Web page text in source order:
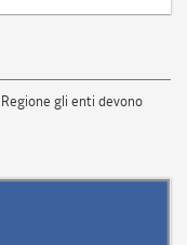
gli enti devono